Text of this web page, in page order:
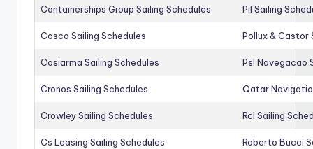
Containerships Group Sailing Schedules Pil Sailing
Cosco Sailing Schedules Pollux & Castor
Cosiarma Sailing Schedules Psl Navegacao
Cronos Sailing Schedules Qatar
Crowley Sailing Schedules Rcl Sailing
Cs Leasing Sailing Schedules Roberto Bucci